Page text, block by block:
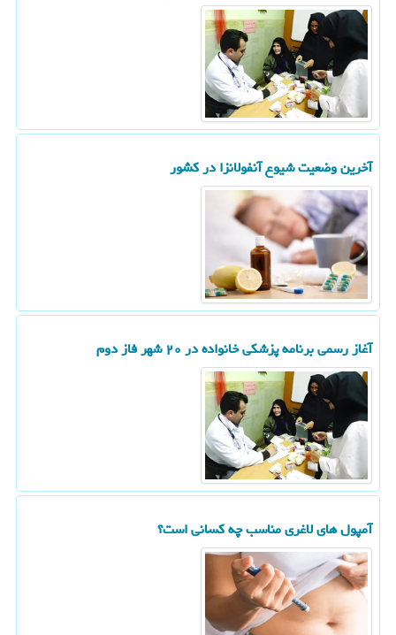
آخرین وضعیت شیوع آنفولانزا در کشور
آغاز رسمی برنامه پزشکی خانواده در ۲۰ شهر فاز دوم
آمپول های لاغری مناسب چه کسانی است؟